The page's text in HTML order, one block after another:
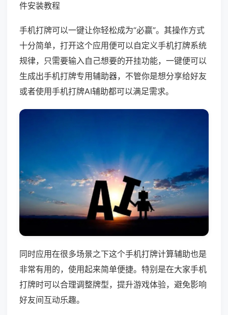
件安装教程
手机打牌可以一键让你轻松成为“必赢”。其操作方式
十分简单，打开这个应用便可以自定义手机打牌系统
规律，只需要输入自己想要的开挂功能，一键便可以
生成出手机打牌专用辅助器，不管你是想分享给好友
或者使用手机打牌AI辅助都可以满足需求。
同时应用在很多场景之下这个手机打牌计算辅助也是
非常有用的，使用起来简单便捷。特别是在大家手机
打牌时可以合理调整牌型，提升游戏体验，避免影响
好友间互动乐趣。